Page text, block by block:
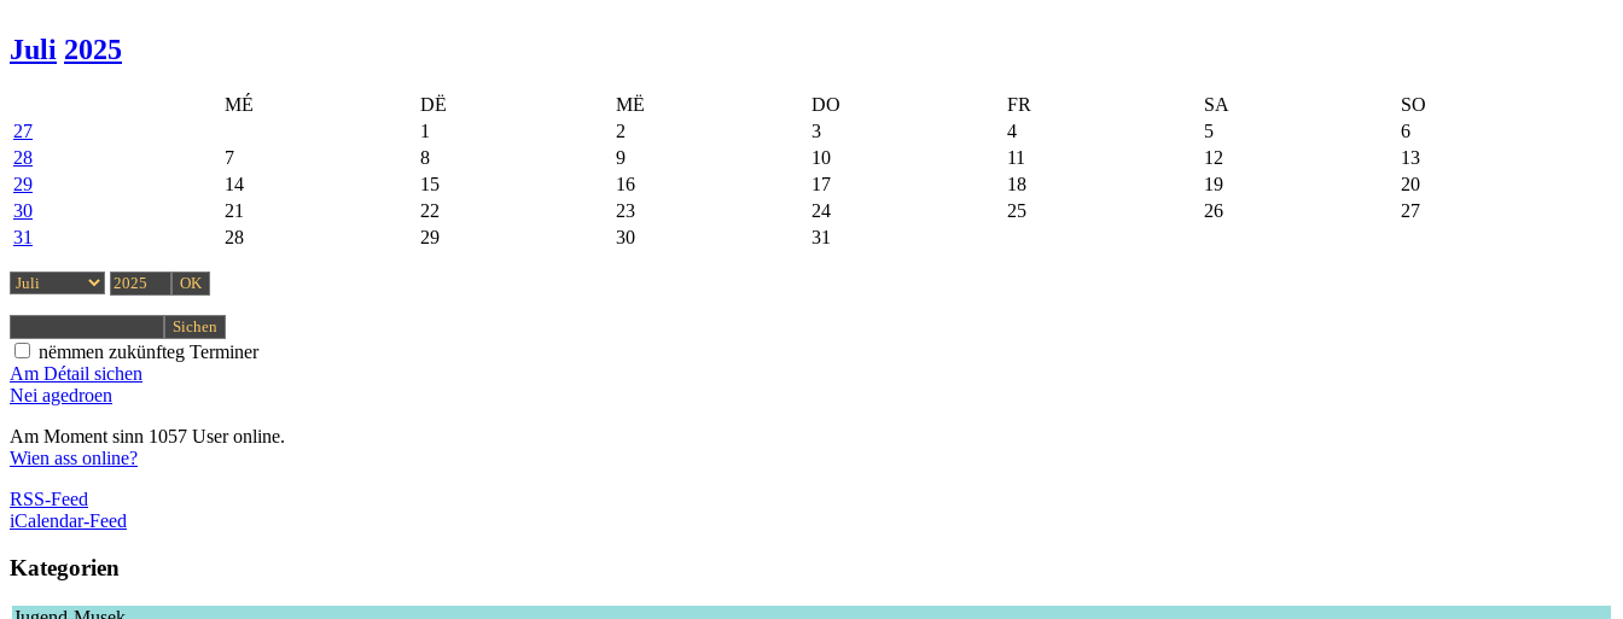
Juli 2025
MÉ DË MË DO FR SA
SO
27
1 2 3 4 5
6
28
7 8 9 10 11 12
13
29
14 15 16 17 18 19
20
30
21 22 23 24 25 26
27
31
28 29 30 31
nëmmen zukünfteg Terminer
Am Détail sichen
Nei agedroen
Am Moment sinn 1057 User online.
Wien ass online?
RSS-Feed
iCalendar-Feed
Kategorien